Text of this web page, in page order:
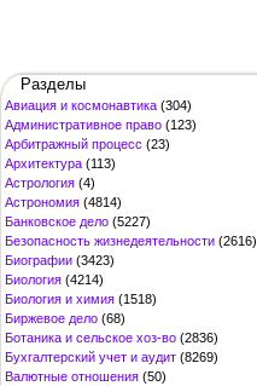
Разделы
Авиация и космонавтика (304)
Административное право (123)
Арбитражный процесс (23)
Архитектура (113)
Астрология (4)
Астрономия (4814)
Банковское дело (5227)
Безопасность жизнедеятельности (2616)
Биографии (3423)
Биология (4214)
Биология и химия (1518)
Биржевое дело (68)
Ботаника и сельское хоз-во (2836)
Бухгалтерский учет и аудит (8269)
Валютные отношения (50)